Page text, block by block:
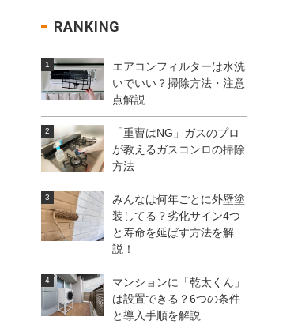
RANKING
エアコンフィルターは水洗
いでいい？掃除方法・注意
点解説
「重曹はNG」ガスのプロ
が教えるガスコンロの掃除
方法
みんなは何年ごとに外壁塗
装してる？劣化サイン4つ
と寿命を延ばす方法を解
説！
マンションに「乾太くん」
は設置できる？6つの条件
と導入手順を解説